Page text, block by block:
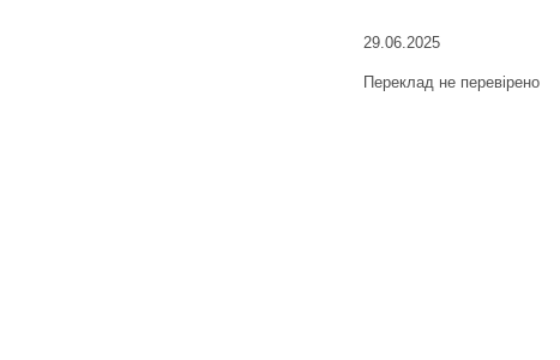
29.06.2025
Переклад не перевірено